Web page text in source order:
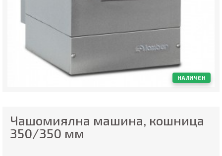
НАЛИЧЕН
Чашомиялна машина, кошница
350/350 мм